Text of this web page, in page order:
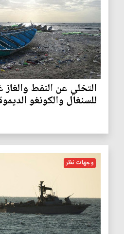
التخلي عن النفط والغاز
للسنغال والكونغو
وجهات نظر